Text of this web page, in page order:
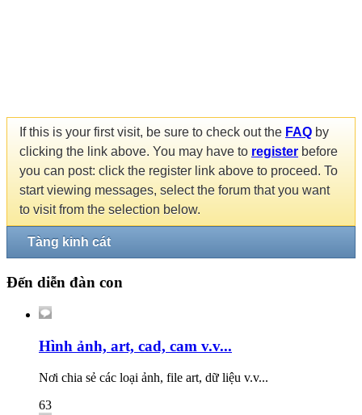
If this is your first visit, be sure to check out the FAQ by
clicking the link above. You may have to register before
you can post: click the register link above to proceed. To
start viewing messages, select the forum that you want
to visit from the selection below.
Tàng kinh cát
Đến diễn đàn con
Hình ảnh, art, cad, cam v.v...
Nơi chia sẻ các loại ảnh, file art, dữ liệu v.v...
63